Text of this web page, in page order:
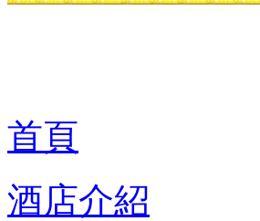
首頁
酒店介紹